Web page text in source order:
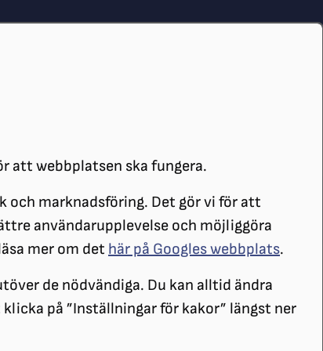
att webbplatsen ska fungera.
och marknadsföring. Det gör vi för att
användarupplevelse och möjliggöra
mer om det här på Googles webbplats.
de nödvändiga. Du kan alltid ändra
på ”Inställningar för kakor” längst ner
LÄN